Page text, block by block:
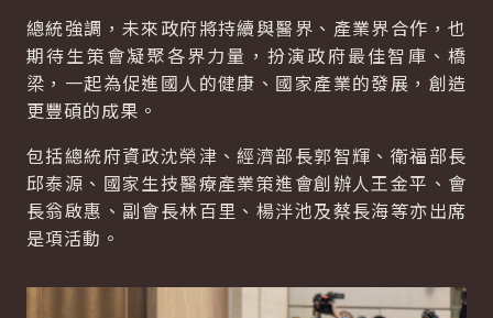
總統強調，未來政府將持續與醫界、產業界合作，也
期待生策會凝聚各界力量，扮演政府最佳智庫、橋
梁，一起為促進國人的健康、國家產業的發展，創造
更豐碩的成果。
包括總統府資政沈榮津、經濟部長郭智輝、衛福部長
邱泰源、國家生技醫療產業策進會創辦人王金平、會
長翁啟惠、副會長林百里、楊泮池及蔡長海等亦出席
是項活動。